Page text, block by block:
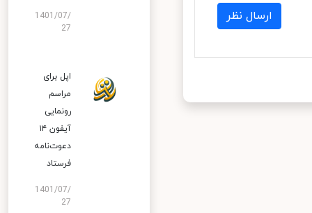
ارسال نظر
1401/07/
27
اپل برای
مراسم
رونمایی
آیفون ۱۴
دعوت‌نامه
فرستاد
1401/07/
27